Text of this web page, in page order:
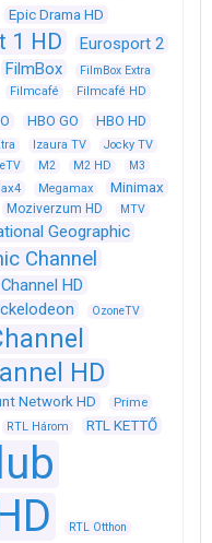
Epic Drama HD
1 HD
Eurosport 2
FilmBox FilmBox Extra
Filmcafé Filmcafé HD
HBO GO HBO HD
Izaura TV
Jocky TV
M2 M2 HD M3
Megamax Minimax
Moziverzum HD
MTV
Geographic
Channel
HD
OzoneTV
HD
Network HD Prime
RTL Három RTL KETTŐ
RTL Otthon